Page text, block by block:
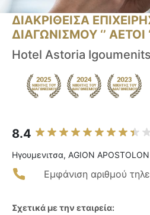
ΔΙΑΚΡΙΘΕΙΣΑ
ΔΙΑΓΩΝΙΣΜΟΥ ‘’ ΑΕΤΟΙ
Hotel Astoria
8.4
Ηγουμενιτσα, AGION
Εμφάνιση αριθμού
Σχετικά με την εταιρεία: